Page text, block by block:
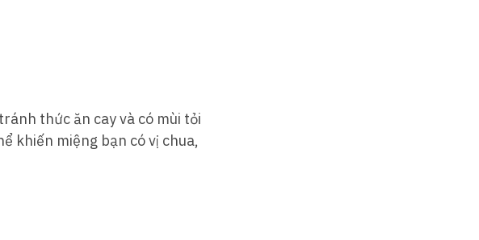
thức ăn cay và có mùi tỏi
khiến miệng bạn có vị chua,